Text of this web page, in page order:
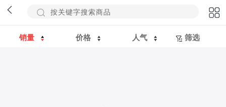
销量 价格 人气 筛选